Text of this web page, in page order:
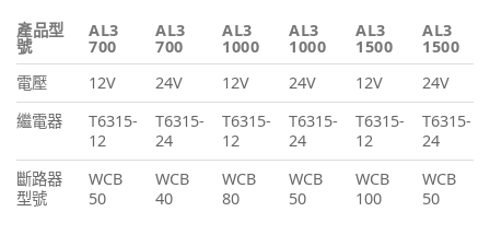
產品型
號
AL3
700
AL3
700
AL3
1000
AL3
1000
AL3
1500
AL3
1500
電壓
12V 24V 12V 24V 12V
24V
繼電器
T6315-
12
T6315-
24
T6315-
12
T6315-
24
T6315-
12
T6315-
24
斷路器
型號
WCB
50
WCB
40
WCB
80
WCB
50
WCB
100
WCB
50